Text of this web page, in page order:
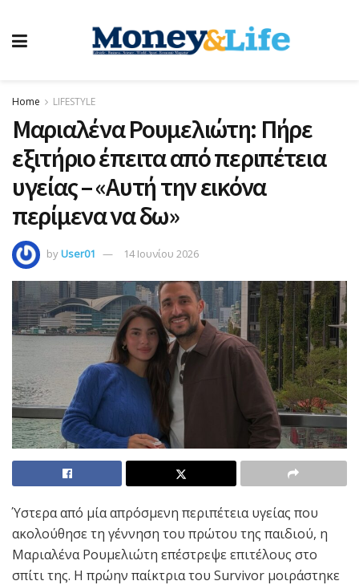
Home LIFESTYLE
Μαριαλένα Ρουμελιώτη: Πήρε
εξιτήριο έπειτα από περιπέτεια
υγείας – «Αυτή την εικόνα
περίμενα να δω»
byUser01 14 Ιουνίου 2026
Ύστερα από μία απρόσμενη περιπέτεια υγείας που
ακολούθησε τη γέννηση του πρώτου της παιδιού, η
Μαριαλένα Ρουμελιώτη επέστρεψε επιτέλους στο
σπίτι της. Η πρώην παίκτρια του Survivor μοιράστηκε